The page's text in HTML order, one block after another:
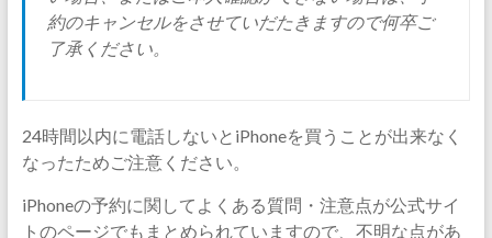
約のキャンセルをさせていだたきますので何卒ご
了承ください。
24時間以内に電話しないとiPhoneを買うことが出来なく
なったためご注意ください。
iPhoneの予約に関してよくある質問・注意点が公式サイ
トのページでもまとめられていますので、不明な点があ